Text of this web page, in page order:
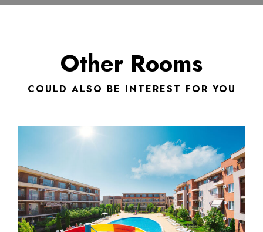
Other Rooms
COULD ALSO BE INTEREST FOR YOU